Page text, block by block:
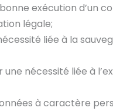
exécution d’un
légale;
liée à la
nécessité liée à
à caractère